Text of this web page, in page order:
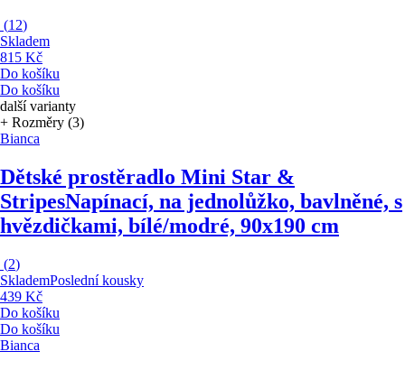
(12)
Skladem
815 Kč
Do košíku
Do košíku
další varianty
+ Rozměry (3)
Bianca
Dětské prostěradlo Mini Star &
StripesNapínací, na jednolůžko, bavlněné, s
hvězdičkami, bílé/modré, 90x190 cm
(2)
SklademPoslední kousky
439 Kč
Do košíku
Do košíku
Bianca